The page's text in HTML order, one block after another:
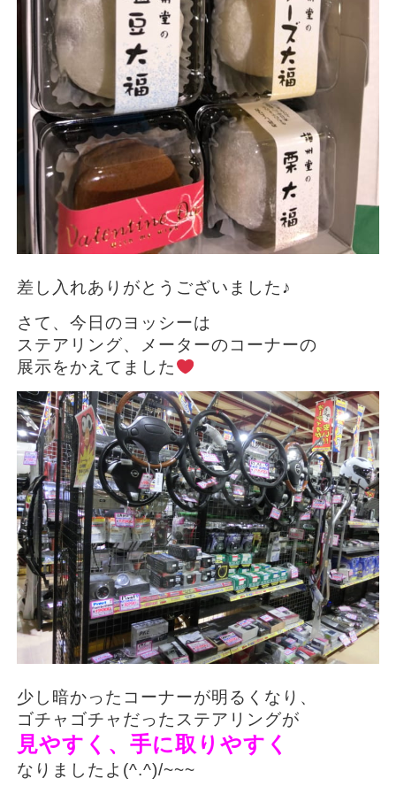
差し入れありがとうございました♪
さて、今日のヨッシーは
ステアリング、メーターのコーナーの
展示をかえてました
少し暗かったコーナーが明るくなり、
ゴチャゴチャだったステアリングが
見やすく、手に取りやすく
なりましたよ(^.^)/~~~